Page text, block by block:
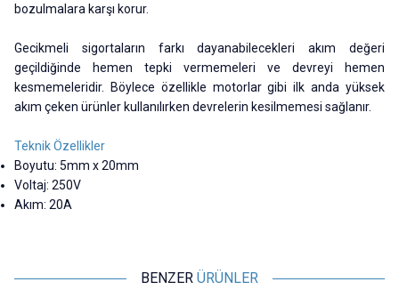
bozulmalara karşı korur.
Gecikmeli sigortaların farkı dayanabilecekleri akım değeri
geçildiğinde hemen tepki vermemeleri ve devreyi hemen
kesmemeleridir. Böylece özellikle motorlar gibi ilk anda yüksek
akım çeken ürünler kullanılırken devrelerin kesilmemesi sağlanır.
Teknik Özellikler
Boyutu: 5mm x 20mm
Voltaj: 250V
Akım: 20A
BENZER ÜRÜNLER